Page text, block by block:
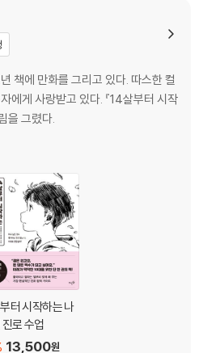
?
책에 만화를 그리고 있다. 따스한 컬
에게 사랑받고 있다. 『14살부터 시작
을 그렸다.
터 시작하는 나
로 수업
13,500원